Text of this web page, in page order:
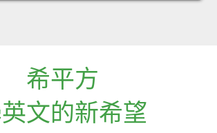
希平方
文的新希望